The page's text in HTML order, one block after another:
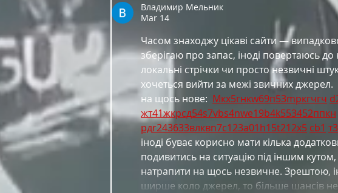
Владимир Мельник
Mar 14
Часом знаходжу цікаві сайти —
зберігаю про запас, іноді повертаюсь
локальні стрічки чи просто незвичні
хочеться вийти за межі звичних
на щось нове: Мкх5гнкw69п53mpкгчгч
жт41жкрсд54s7vbs4nwe19b4k553452ппкн
рдr243633влквn7c123a01h15t212x5 cb1 т
іноді буває корисно мати кілька
подивитись на ситуацію під іншим
натрапити на щось незвичне. Зрештою,
ширше коло джерел, то більше шансів